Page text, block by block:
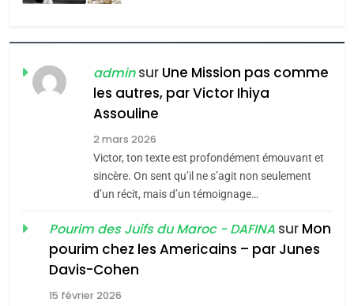
FIÈRE, DIGNE ET RÉSILIENTE :
POURQUOI JE REVENDIQUE
MA JUDAÏTE par Thérèse
Zrihen-Dvir
ISRAÉL JUDAISME
CE QUI NOUS MANQUE –
Jacques Hadida
JUDAISME
Maroc : Les amandes de
Tafraout, le miel de Tadla
adminsur Une Mission pas comme
les autres, par Victor Ihiya
Assouline
2 mars 2026
Victor, ton texte est profondément émouvant et
sincère. On sent qu’il ne s’agit non seulement
d’un récit, mais d’un témoignage…
Pourim des Juifs du Maroc - DAFINA sur Mon
pourim chez les Americains – par Junes
Davis-Cohen
15 février 2026